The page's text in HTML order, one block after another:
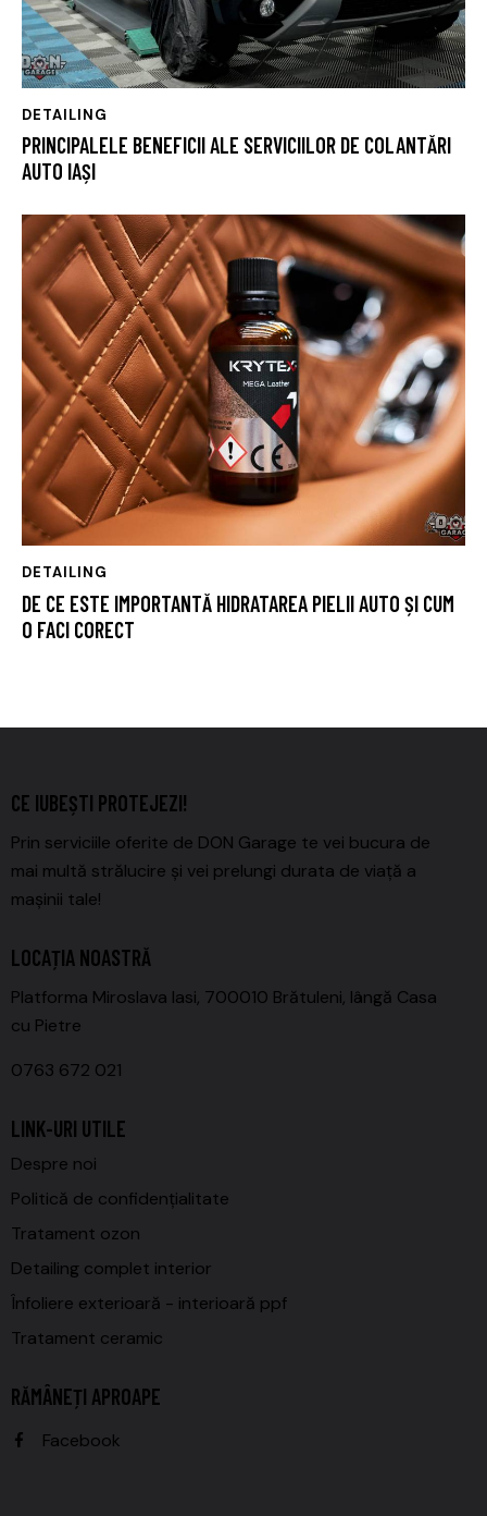
DETAILING
PRINCIPALELE BENEFICII ALE SERVICIILOR DE COLANTĂRI
AUTO IAȘI
DETAILING
DE CE ESTE IMPORTANTĂ HIDRATAREA PIELII AUTO ȘI CUM
O FACI CORECT
CE IUBEȘTI PROTEJEZI!
Prin serviciile oferite de DON Garage te vei bucura de
mai multă strălucire și vei prelungi durata de viață a
mașinii tale!
LOCAȚIA NOASTRĂ
Platforma Miroslava Iasi, 700010 Brătuleni, lângă Casa
cu Pietre
0763 672 021
LINK-URI UTILE
Despre noi
Politică de confidențialitate
Tratament ozon
Detailing complet interior
Înfoliere exterioară - interioară ppf
Tratament ceramic
RĂMÂNEȚI APROAPE
Facebook